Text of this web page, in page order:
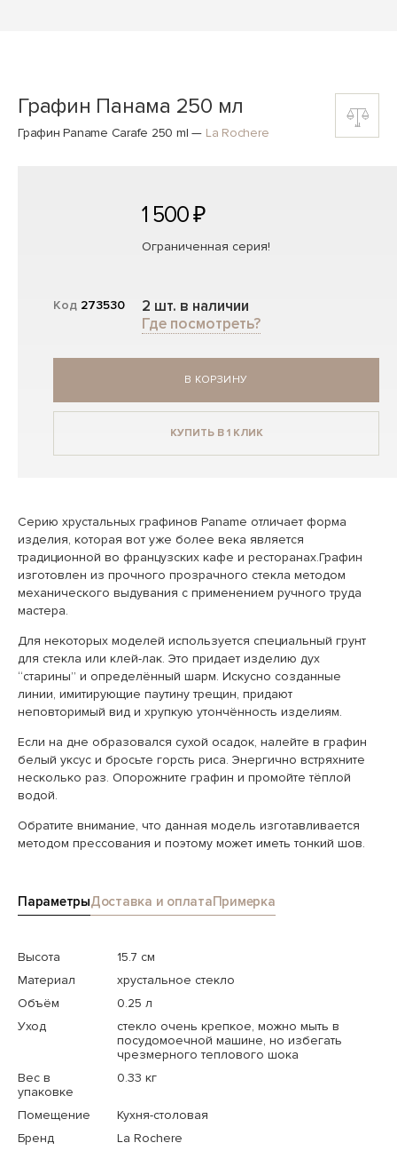
Графин Панама 250 мл
Графин Paname Carafe 250 ml — La Rochere
Код 273530
1 500 ₽
Ограниченная серия!
2 шт. в наличии
Где посмотреть?
В КОРЗИНУ
КУПИТЬ В 1 КЛИК
Серию хрустальных графинов Paname отличает форма
изделия, которая вот уже более века является
традиционной во французских кафе и ресторанах.Графин
изготовлен из прочного прозрачного стекла методом
механического выдувания с применением ручного труда
мастера.
Для некоторых моделей используется специальный грунт
для стекла или клей-лак. Это придает изделию дух
“старины” и определённый шарм. Искусно созданные
линии, имитирующие паутину трещин, придают
неповторимый вид и хрупкую утончённость изделиям.
Если на дне образовался сухой осадок, налейте в графин
белый уксус и бросьте горсть риса. Энергично встряхните
несколько раз. Опорожните графин и промойте тёплой
водой.
Обратите внимание, что данная модель изготавливается
методом прессования и поэтому может иметь тонкий шов.
ПараметрыДоставка и оплатаПримерка
Высота
15.7 см
Материал
хрустальное стекло
Объём
0.25 л
Уход
стекло очень крепкое, можно мыть в
посудомоечной машине, но избегать
чрезмерного теплового шока
Вес в
упаковке
0.33 кг
Помещение
Кухня-столовая
Бренд
La Rochere